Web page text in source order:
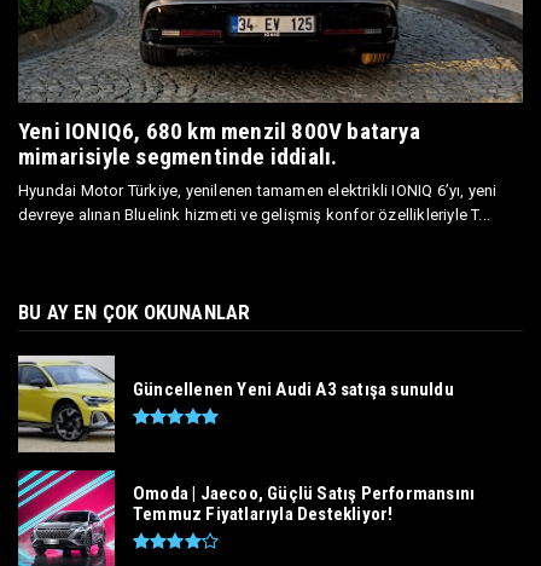
Yeni IONIQ6, 680 km menzil 800V batarya
mimarisiyle segmentinde iddialı.
Hyundai Motor Türkiye, yenilenen tamamen elektrikli IONIQ 6’yı, yeni
devreye alınan Bluelink hizmeti ve gelişmiş konfor özellikleriyle T...
BU AY EN ÇOK OKUNANLAR
Güncellenen Yeni Audi A3 satışa sunuldu
Omoda | Jaecoo, Güçlü Satış Performansını
Temmuz Fiyatlarıyla Destekliyor!